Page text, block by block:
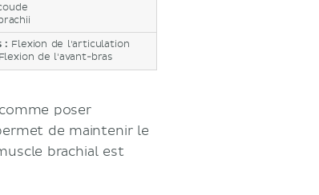
: Flexion de l'articulation
de l'avant-bras
poser
de maintenir le
brachial est